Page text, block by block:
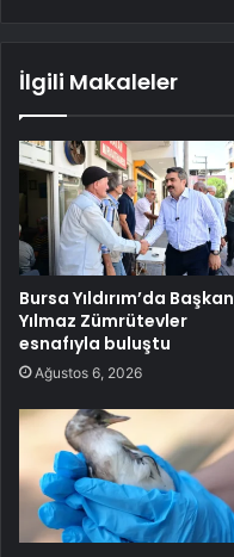
İlgili Makaleler
Bursa Yıldırım’da Başkan
Yılmaz Zümrütevler
esnafıyla buluştu
Ağustos 6, 2026